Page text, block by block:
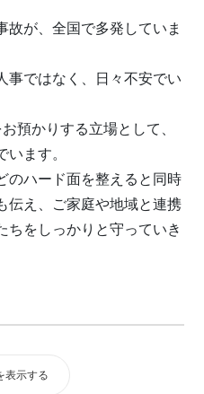
故が、全国で多発していま
事ではなく、日々不安でい
預かりする立場として、
ます。
のハード面を整えると同時
伝え、ご家庭や地域と連携
ちをしっかりと守っていき
表示する